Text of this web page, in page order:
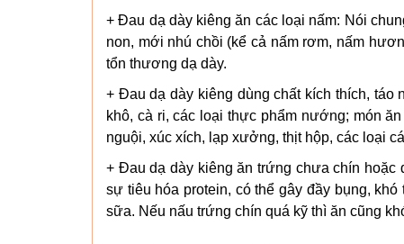
+ Đau dạ dày kiêng ăn các loại nấm: Nói
non, mới nhú chồi (kể cả nấm rơm, nấm
tổn thương dạ dày.
+ Đau dạ dày kiêng dùng chất kích thích,
khô, cà ri, các loại thực phẩm nướng; món
nguội, xúc xích, lạp xưởng, thịt hộp, các loại
+ Đau dạ dày kiêng ăn trứng chưa chín hoặc
sự tiêu hóa protein, có thể gây đầy bụng,
sữa. Nếu nấu trứng chín quá kỹ thì ăn cũng